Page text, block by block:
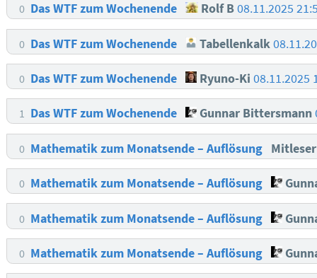
0 Das WTF zum Wochenende Rolf B08.11.2025
0 Das WTF zum Wochenende Tabellenkalk
0 Das WTF zum Wochenende Ryuno-Ki 08.11.2025
1 Das WTF zum Wochenende Gunnar Bittersmann
0 Mathematik zum Monatsende – Auflösung
0 Mathematik zum Monatsende – Auflösung
0 Mathematik zum Monatsende – Auflösung
0 Mathematik zum Monatsende – Auflösung